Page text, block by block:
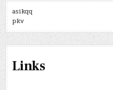
asikqq
pkv
Links